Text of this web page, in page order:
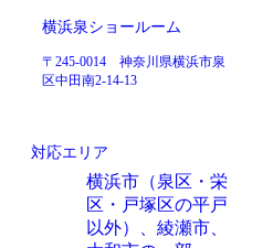
横浜泉ショールーム
〒245-0014 神奈川県横浜市泉
区中田南2-14-13
対応エリア
横浜市（泉区・栄
区・戸塚区の平戸
以外）、綾瀬市、